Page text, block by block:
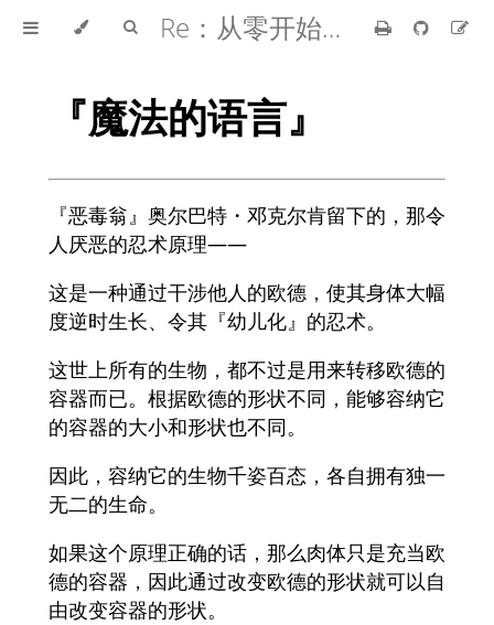
Re：从零开始的异世界生活
『魔法的语言』
『恶毒翁』奥尔巴特・邓克尔肯留下的，那令
人厌恶的忍术原理——
这是一种通过干涉他人的欧德，使其身体大幅
度逆时生长、令其『幼儿化』的忍术。
这世上所有的生物，都不过是用来转移欧德的
容器而已。根据欧德的形状不同，能够容纳它
的容器的大小和形状也不同。
因此，容纳它的生物千姿百态，各自拥有独一
无二的生命。
如果这个原理正确的话，那么肉体只是充当欧
德的容器，因此通过改变欧德的形状就可以自
由改变容器的形状。